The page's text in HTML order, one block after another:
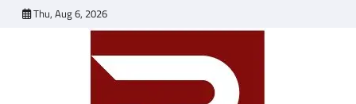
Thu, Aug 6, 2026